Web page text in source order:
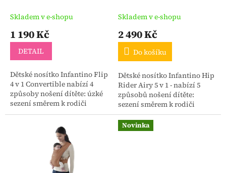
Skladem v e-shopu
1 190 Kč
DETAIL
Dětské nosítko Infantino Flip
4 v 1 Convertible nabízí 4
způsoby nošení dítěte: úzké
sezení směrem k rodiči
široké sezení směrem k
rodiče sezení na...
Skladem v e-shopu
2 490 Kč
Do košíku
Dětské nosítko Infantino Hip
Rider Airy 5 v 1 - nabízí 5
způsobů nošení dítěte:
sezení směrem k rodiči
sezení směrem od rodiče
sezení na zádech rodiče
sezení na boku směrem k...
Novinka